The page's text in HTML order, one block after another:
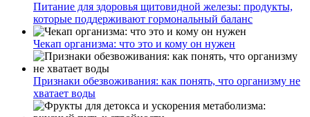
Питание для здоровья щитовидной железы: продукты,
которые поддерживают гормональный баланс
Чекап организма: что это и кому он нужен
Признаки обезвоживания: как понять, что организму не
хватает воды